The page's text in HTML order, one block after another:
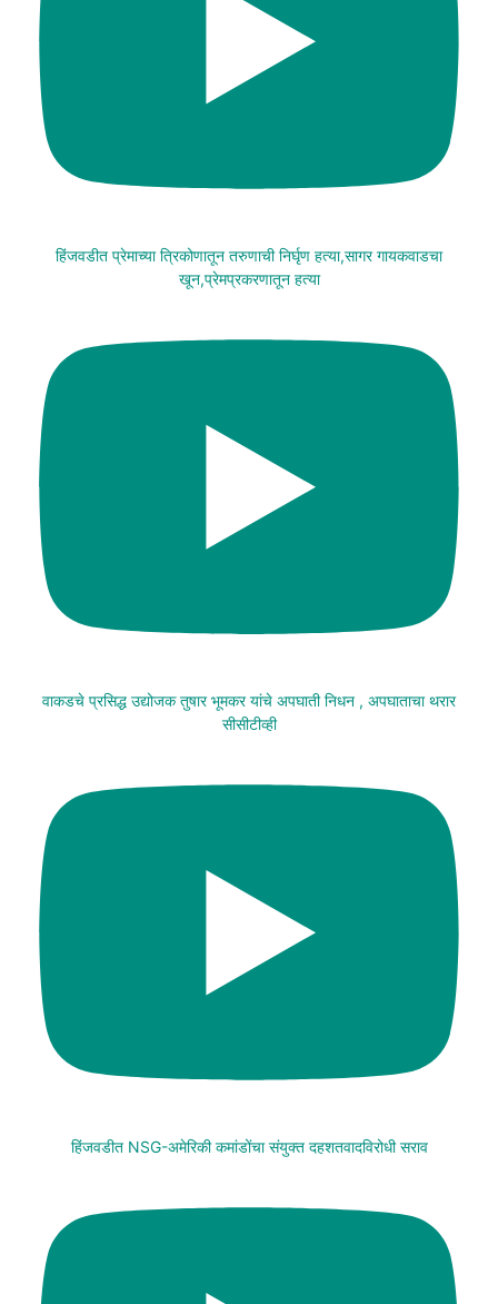
हिंजवडीत प्रेमाच्या त्रिकोणातून तरुणाची निर्घृण हत्या,सागर गायकवाडचा
खून,प्रेमप्रकरणातून हत्या
वाकडचे प्रसिद्ध उद्योजक तुषार भूमकर यांचे अपघाती निधन , अपघाताचा थरार
सीसीटीव्ही
हिंजवडीत NSG-अमेरिकी कमांडोंचा संयुक्त दहशतवादविरोधी सराव